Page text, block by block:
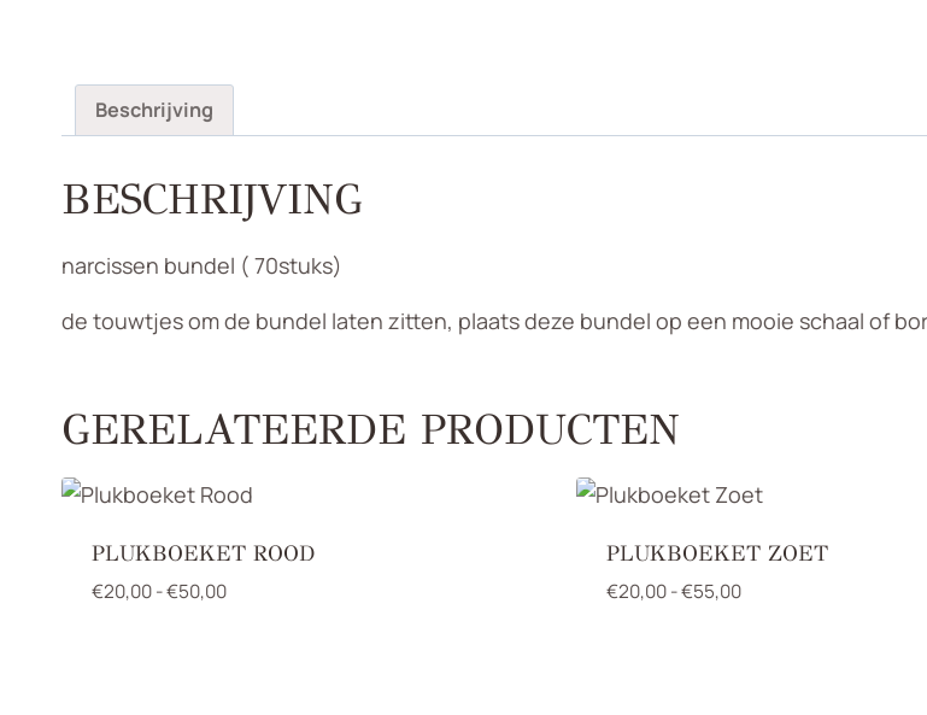
Beschrijving
BESCHRIJVING
narcissen bundel ( 70stuks)
de touwtjes om de bundel laten zitten, plaats deze bundel op een mooie schaal of
GERELATEERDE PRODUCTEN
PLUKBOEKET ROOD
€20,00-€50,00Prijsklasse:
PLUKBOEKET ZOET
€20,00-€55,00Prijsklasse: